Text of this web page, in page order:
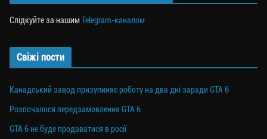
Слідкуйте за нашимTelegram-каналом
Свіжі пости
Канадський завод призупиняє роботу на два дні заради GTA 6
Розпочалося передзамовлення GTA 6
GTA 6 не буде продаватися в росії